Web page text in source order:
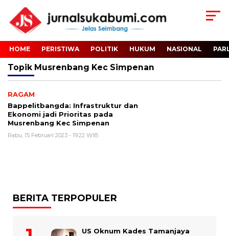
HOME PERISTIWA POLITIK HUKUM NASIONAL
Topik Musrenbang Kec Simpenan
RAGAM
Bappelitbangda: Infrastruktur dan
Ekonomi jadi Prioritas pada
Musrenbang Kec Simpenan
Rabu, 15 Februari 2023 - 19:22 WIB
BERITA TERPOPULER
US Oknum Kades Tamanjaya